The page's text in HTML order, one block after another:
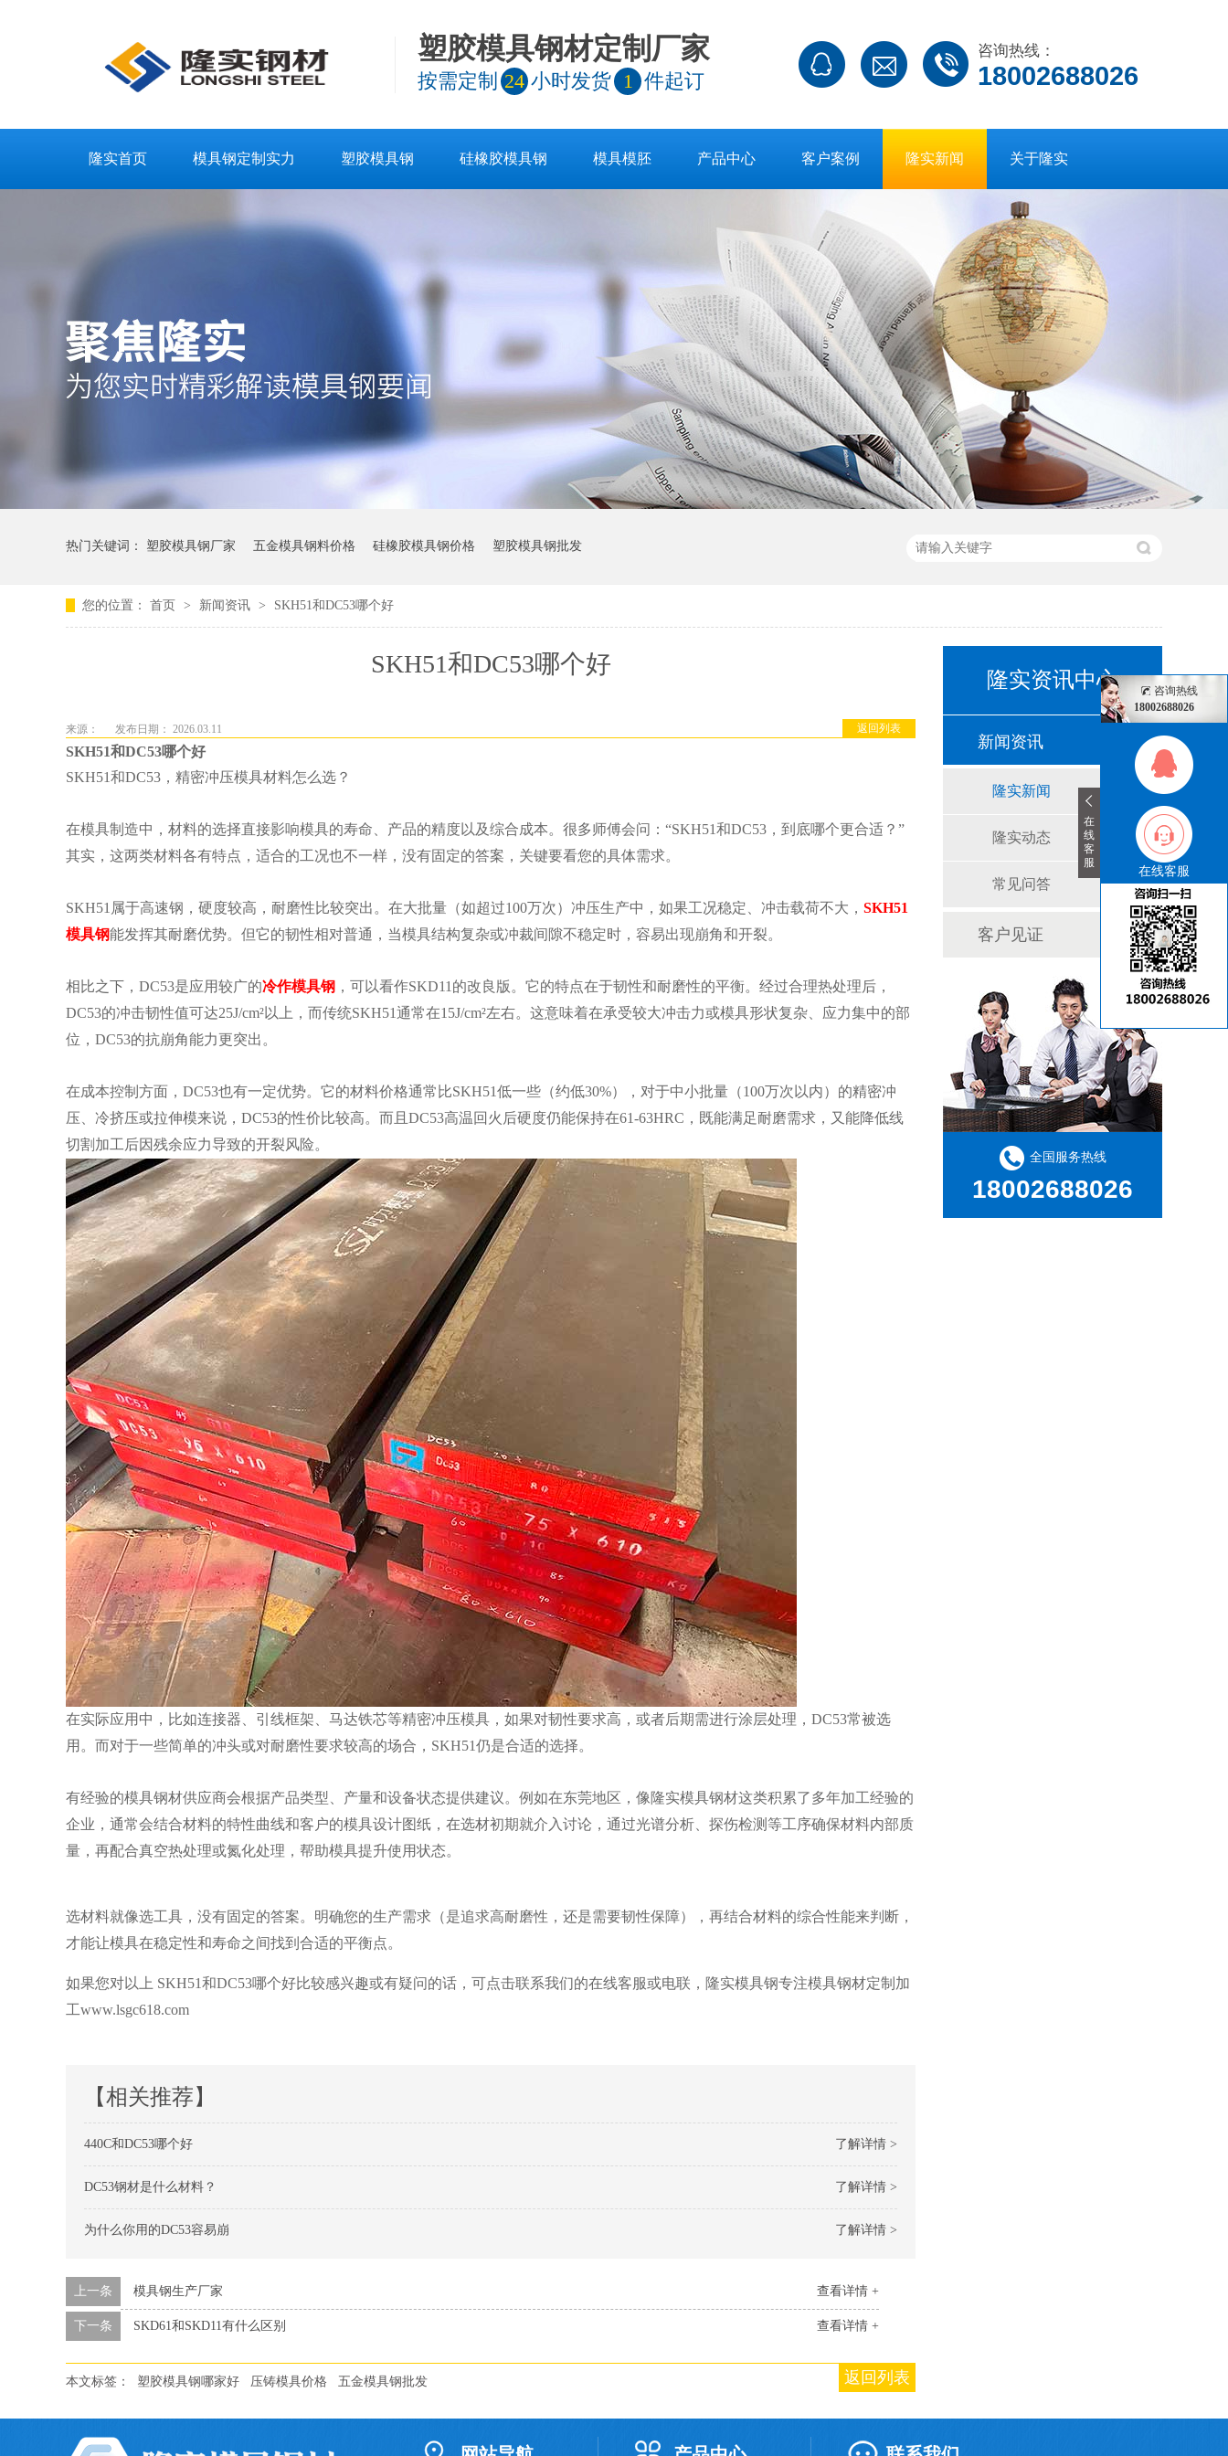
塑胶模具钢材定制厂家
按需定制 24 小时发货 1 件起订
咨询热线：
18002688026
隆实首页 模具钢定制实力 塑胶模具钢 硅橡胶模具钢 模具模胚 产品中心 客户案例 隆实新闻 关于隆实
热门关键词： 塑胶模具钢厂家 五金模具钢料价格 硅橡胶模具钢价格 塑胶模具钢批发
您的位置： 首页 > 新闻资讯 > SKH51和DC53哪个好
SKH51和DC53哪个好
返回列表
来源： 发布日期： 2026.03.11
SKH51和DC53哪个好
SKH51和DC53，精密冲压模具材料怎么选？
在模具制造中，材料的选择直接影响模具的寿命、产品的精度以及综合成本。很多师傅会问：“SKH51和DC53，到底哪个更合适？”
其实，这两类材料各有特点，适合的工况也不一样，没有固定的答案，关键要看您的具体需求。
SKH51属于高速钢，硬度较高，耐磨性比较突出。在大批量（如超过100万次）冲压生产中，如果工况稳定、冲击载荷不大， SKH51
模具钢能发挥其耐磨优势。但它的韧性相对普通，当模具结构复杂或冲裁间隙不稳定时，容易出现崩角和开裂。
相比之下，DC53是应用较广的冷作模具钢 ，可以看作SKD11的改良版。它的特点在于韧性和耐磨性的平衡。经过合理热处理后，
DC53的冲击韧性值可达25J/cm²以上，而传统SKH51通常在15J/cm²左右。这意味着在承受较大冲击力或模具形状复杂、应力集中的部
位，DC53的抗崩角能力更突出。
在成本控制方面，DC53也有一定优势。它的材料价格通常比SKH51低一些（约低30%），对于中小批量（100万次以内）的精密冲
压、冷挤压或拉伸模来说，DC53的性价比较高。而且DC53高温回火后硬度仍能保持在61-63HRC，既能满足耐磨需求，又能降低线
切割加工后因残余应力导致的开裂风险。
在实际应用中，比如连接器、引线框架、马达铁芯等精密冲压模具，如果对韧性要求高，或者后期需进行涂层处理，DC53常被选
用。而对于一些简单的冲头或对耐磨性要求较高的场合，SKH51仍是合适的选择。
有经验的模具钢材供应商会根据产品类型、产量和设备状态提供建议。例如在东莞地区，像隆实模具钢材这类积累了多年加工经验的
企业，通常会结合材料的特性曲线和客户的模具设计图纸，在选材初期就介入讨论，通过光谱分析、探伤检测等工序确保材料内部质
量，再配合真空热处理或氮化处理，帮助模具提升使用状态。
选材料就像选工具，没有固定的答案。明确您的生产需求（是追求高耐磨性，还是需要韧性保障），再结合材料的综合性能来判断，
才能让模具在稳定性和寿命之间找到合适的平衡点。
如果您对以上 SKH51和DC53哪个好比较感兴趣或有疑问的话，可点击联系我们的在线客服或电联，隆实模具钢专注模具钢材定制加
工www.lsgc618.com
【相关推荐】
了解详情 >
440C和DC53哪个好
了解详情 >
DC53钢材是什么材料？
了解详情 >
为什么你用的DC53容易崩
查看详情 +
上一条 模具钢生产厂家
查看详情 +
下一条 SKD61和SKD11有什么区别
返回列表
本文标签： 塑胶模具钢哪家好 压铸模具价格 五金模具钢批发
隆实资讯中心
新闻资讯
隆实新闻
隆实动态
常见问答
客户见证
全国服务热线
18002688026
在
线
客
服
咨询热线
18002688026
在线客服